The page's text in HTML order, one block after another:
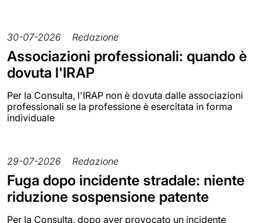
30-07-2026 Redazione
Associazioni professionali: quando è
dovuta l'IRAP
Per la Consulta, l'IRAP non è dovuta dalle associazioni
professionali se la professione è esercitata in forma
individuale
29-07-2026 Redazione
Fuga dopo incidente stradale: niente
riduzione sospensione patente
Per la Consulta, dopo aver provocato un incidente